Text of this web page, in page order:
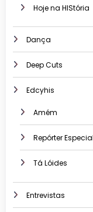
Hoje na HIStória
Dança
Deep Cuts
Edcyhis
Amém
Repórter Especial
Tá Lóides
Entrevistas